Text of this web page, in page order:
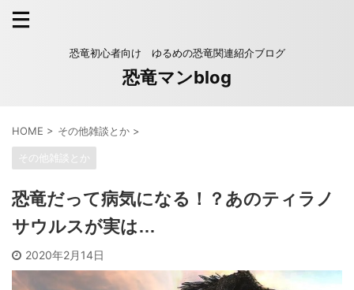
恐竜初心者向け ゆるめの恐竜関連紹介ブログ
恐竜マンblog
HOME > その他雑談とか >
その他雑談とか
恐竜だって病気になる！？あのティラノ
サウルスが実は…
2020年2月14日